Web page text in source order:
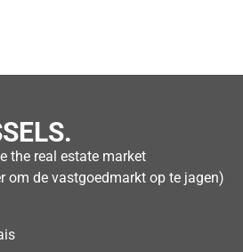
the real estate market
om de vastgoedmarkt op te jagen)